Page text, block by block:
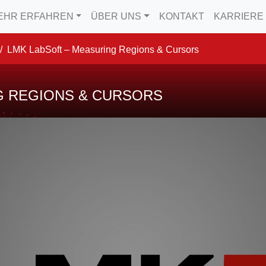
ERFAHREN ÜBER UNS KONTAKT KARRIERE
LMK LabSoft – Measuring Regions & Cursors
REGIONS & CURSORS